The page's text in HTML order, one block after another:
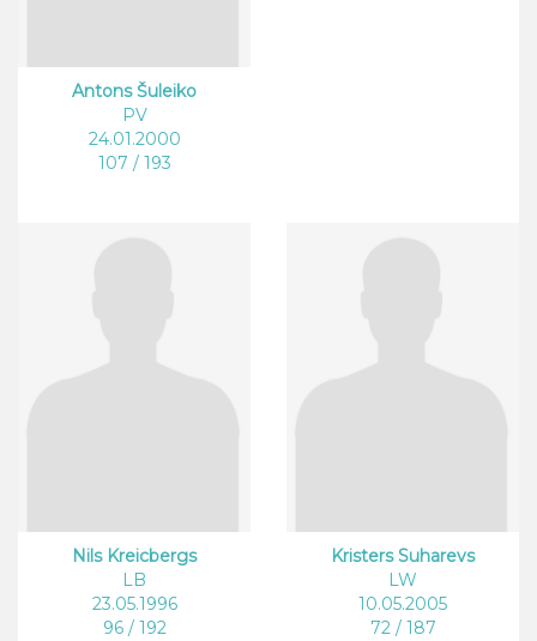
Antons Šuleiko
PV
24.01.2000
107 / 193
Nils Kreicbergs
LB
23.05.1996
96 / 192
Kristers Suharevs
LW
10.05.2005
72 / 187